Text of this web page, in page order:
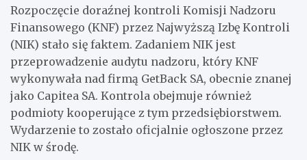
Rozpoczęcie doraźnej kontroli Komisji Nadzoru
Finansowego (KNF) przez Najwyższą Izbę Kontroli
(NIK) stało się faktem. Zadaniem NIK jest
przeprowadzenie audytu nadzoru, który KNF
wykonywała nad firmą GetBack SA, obecnie znanej
jako Capitea SA. Kontrola obejmuje również
podmioty kooperujące z tym przedsiębiorstwem.
Wydarzenie to zostało oficjalnie ogłoszone przez
NIK w środę.